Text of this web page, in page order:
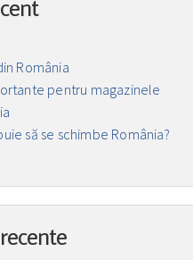
România
pentru magazinele
să se schimbe România?